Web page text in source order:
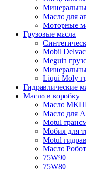
Масло для
Моторные
Грузовые масла
Mobil Delvac
Meguin
Liqui Moly
Гидравлические
Масло в коробку
Масло
Масло для
Motul
Мобил для
Motul
Масло
75W90
75W80